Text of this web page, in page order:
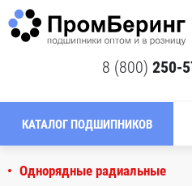
8 (800) 250-
КАТАЛОГ ПОДШИПНИКОВ
Однорядные радиальные